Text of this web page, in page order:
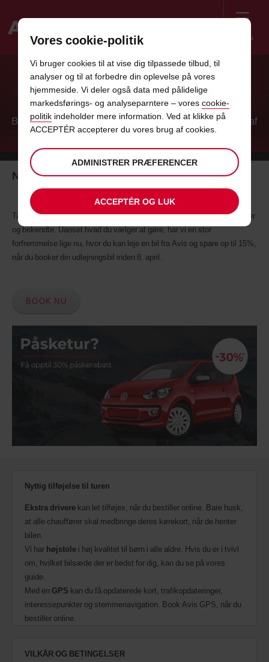
Menu
SPAR OP TIL 15% I AVIS PÅSKERABAT
Book din udlejningsbil inden 8. april for at drage fordel af
tilbuddet
Nu får du 15% rabat på påskebilen fra Avis
Tag din familie med på påske, eller tilbring en lang weekend med venner
og bekendte. Uanset hvad du vælger at gøre, har vi en stor
forfremmelse lige nu, hvor du kan leje en bil fra Avis og spare op til 15%,
når du booker din udlejningsbil inden 8. april.
BOOK NU
Nyttig tilføjelse til turen
Ekstra drivere kan let tilføjes, når du bestiller online. Bare husk,
at alle chauffører skal medbringe deres kørekort, når de henter
bilen.
Vi har højstole i høj kvalitet til børn i alle aldre. Hvis du er i tvivl
om, hvilket bilsæde der er bedst for dig, kan du se på vores
guide.
Med en GPS kan du få opdaterede kort, trafikopdateringer,
interessepunkter og stemmenavigation. Book Avis GPS, når du
bestiller online.
VILKÅR OG BETINGELSER
Vores cookie-politik
Vi bruger cookies til at vise dig tilpassede tilbud, til
analyser og til at forbedre din oplevelse på vores
hjemmeside. Vi deler også data med pålidelige
markedsførings- og analyseparntere – vores cookie-
politik indeholder mere information. Ved at klikke på
ACCEPTÉR accepterer du vores brug af cookies.
ADMINISTRER PRÆFERENCER
ACCEPTÉR OG LUK